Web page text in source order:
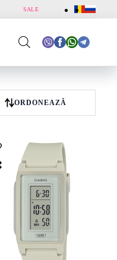
SALE
ORDONEAZĂ